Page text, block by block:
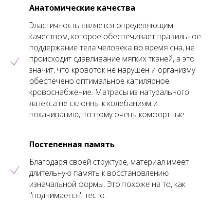
Анатомические качества
Эластичность является определяющим
качеством, которое обеспечивает правильное
поддержание тела человека во время сна, не
происходит сдавливание мягких тканей, а это
значит, что кровоток не нарушен и организму
обеспечено оптимальное капилярное
кровоснабжение. Матрасы из натурального
латекса не склонны к колебаниям и
покачиванию, поэтому очень комфортные.
Постепенная память
Благодаря своей структуре, материал имеет
длительную память к восстановлению
изначальной формы. Это похоже на то, как
"поднимается" тесто.